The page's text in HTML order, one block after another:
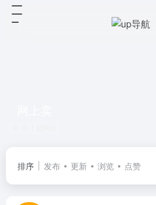
排序 发布 更新 浏览 点赞